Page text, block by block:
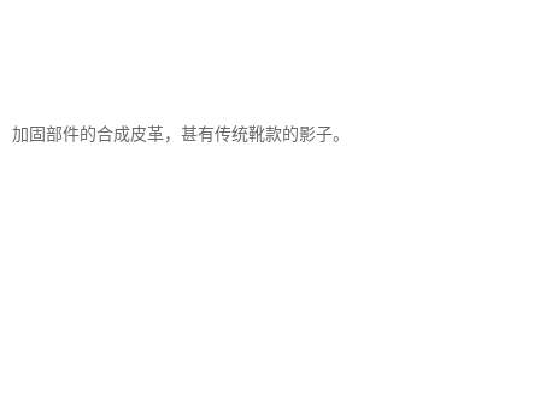
加固部件的合成皮革，甚有传统靴款的影子。